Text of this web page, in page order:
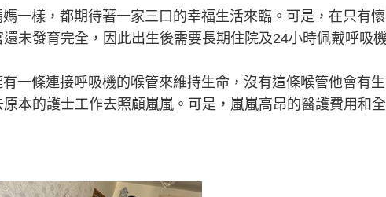
樣，都期待著一家三口的幸福生活來臨。可是，在只有
未發育完全，因此出生後需要長期住院及24小時佩戴呼吸
條連接呼吸機的喉管來維持生命，沒有這條喉管他會有
本的護士工作去照顧嵐嵐。可是，嵐嵐高昂的醫護費用和